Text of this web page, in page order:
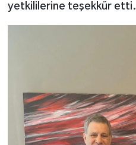
yetkililerine teşekkür etti.